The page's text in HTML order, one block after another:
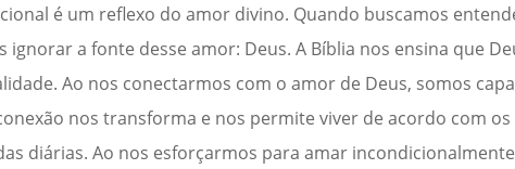
é um reflexo do amor divino. Quando buscamos
a fonte desse amor: Deus. A Bíblia nos ensina que
Ao nos conectarmos com o amor de Deus, somos
nos transforma e nos permite viver de acordo com
diárias. Ao nos esforçarmos para amar